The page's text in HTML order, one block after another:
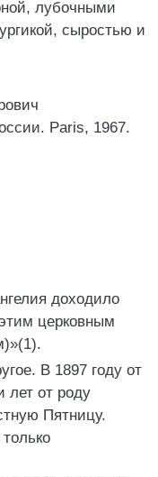
лубочными
сыростью и
Paris, 1967.
доходило
церковным
В 1897 году от
лет от роду
Пятницу.